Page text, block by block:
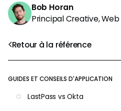
Retour à la référence
GUIDES ET CONSEILS D'APPLICATION
LastPass vs Okta
Bob Horan
Principal Creative,